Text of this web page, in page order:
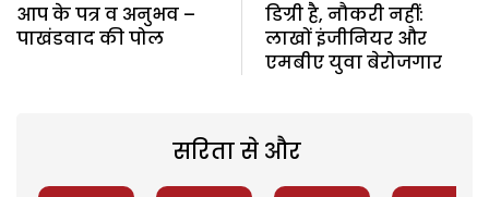
आप के पत्र व अनुभव –
पाखंडवाद की पोल
डिग्री है, नौकरी नहीं:
लाखों इंजीनियर और
एमबीए युवा बेरोजगार
सरिता से और